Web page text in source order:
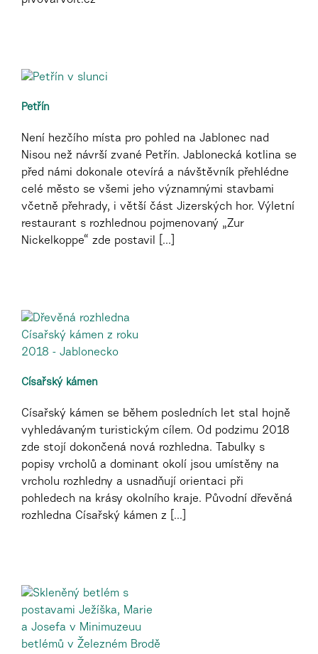
Petřín
Není hezčího místa pro pohled na Jablonec nad
Nisou než návrší zvané Petřín. Jablonecká kotlina se
před námi dokonale otevírá a návštěvník přehlédne
celé město se všemi jeho významnými stavbami
včetně přehrady, i větší část Jizerských hor. Výletní
restaurant s rozhlednou pojmenovaný „Zur
Nickelkoppe“ zde postavil [...]
Císařský kámen
Císařský kámen se během posledních let stal hojně
vyhledávaným turistickým cílem. Od podzimu 2018
zde stojí dokončená nová rozhledna. Tabulky s
popisy vrcholů a dominant okolí jsou umístěny na
vrcholu rozhledny a usnadňují orientaci při
pohledech na krásy okolního kraje. Původní dřevěná
rozhledna Císařský kámen z [...]